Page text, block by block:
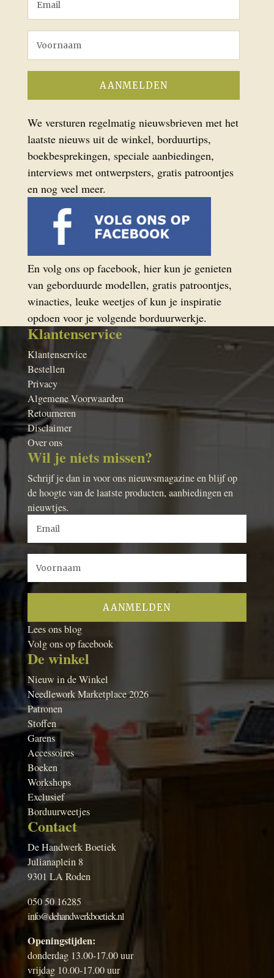
We versturen regelmatig nieuwsbrieven met het
laatste nieuws uit de winkel, borduurtips,
boekbesprekingen, speciale aanbiedingen,
interviews met ontwerpsters, gratis patroontjes
en nog veel meer.
En volg ons op facebook, hier kun je genieten
van geborduurde modellen, gratis patroontjes,
winacties, leuke weetjes of kun je inspiratie
opdoen voor je volgende borduurwerkje.
Klantenservice
Klantenservice
Bestellen
Privacy
Algemene Voorwaarden
Retourneren
Disclaimer
Over ons
Wil je niets missen?
Schrijf je dan in voor ons nieuwsmagazine en blijf op
de hoogte van de laatste producten, aanbiedingen en
nieuwtjes.
Lees ons blog
Volg ons op facebook
De winkel
Nieuw in de Winkel
Needlework Marketplace 2026
Patronen
Stoffen
Garens
Accessoires
Boeken
Workshops
Exclusief
Borduurweetjes
Contact
De Handwerk Boetiek
Julianaplein 8
9301 LA Roden
050 50 16285
info@dehandwerkboetiek.nl
Openingstijden:
donderdag 13.00-17.00 uur
vrijdag 10.00-17.00 uur